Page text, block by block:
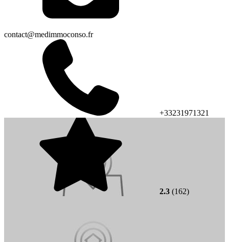
contact@medimmoconso.fr
+33231971321
2.3 (162)